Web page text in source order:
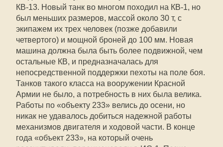
КВ-13. Новый танк во многом походил на КВ-1, но
был меньших размеров, массой около 30 т, с
экипажем их трех человек (позже добавили
четвертого) и мощной броней до 100 мм. Новая
машина должна была быть более подвижной, чем
остальные КВ, и предназначалась для
непосредственной поддержки пехоты на поле боя.
Танков такого класса на вооружении Красной
Армии не было, а потребность в них была велика.
Работы по «объекту 233» велись до осени, но
никак не удавалось добиться надежной работы
механизмов двигателя и ходовой части. В конце
года «объект 233», на который очень